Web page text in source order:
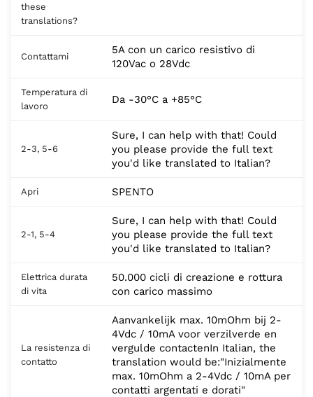
these
translations?
Contattami
5A con un carico resistivo di
120Vac o 28Vdc
Temperatura di
lavoro
Da -30°C a +85°C
2-3, 5-6
Sure, I can help with that! Could
you please provide the full text
you'd like translated to Italian?
Apri SPENTO
2-1, 5-4
Sure, I can help with that! Could
you please provide the full text
you'd like translated to Italian?
Elettrica durata
di vita
50.000 cicli di creazione e rottura
con carico massimo
La resistenza di
contatto
Aanvankelijk max. 10mOhm bij 2-
4Vdc / 10mA voor verzilverde en
vergulde contactenIn Italian, the
translation would be:"Inizialmente
max. 10mOhm a 2-4Vdc / 10mA per
contatti argentati e dorati"